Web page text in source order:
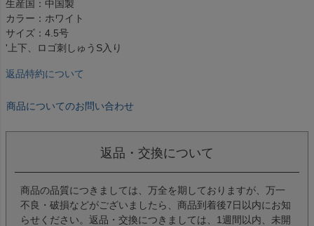
生産国：中国製
カラー：ホワイト
サイズ：4.5号
'上下、ロゴ刺しゅうS入り
返品特約について
商品についてのお問い合わせ
返品・交換について
商品の品質につきましては、万全を期しておりますが、万一
不良・破損などがございましたら、商品到着後7日以内にお知
らせください。返品・交換につきましては、1週間以内、未開